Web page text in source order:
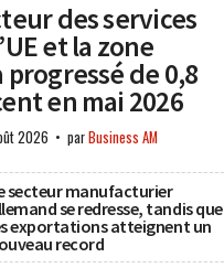
des services
et la zone
progressé de 0,8
en mai 2026
2026 parBusiness AM
secteur manufacturier
se redresse, tandis que
exportations atteignent un
record